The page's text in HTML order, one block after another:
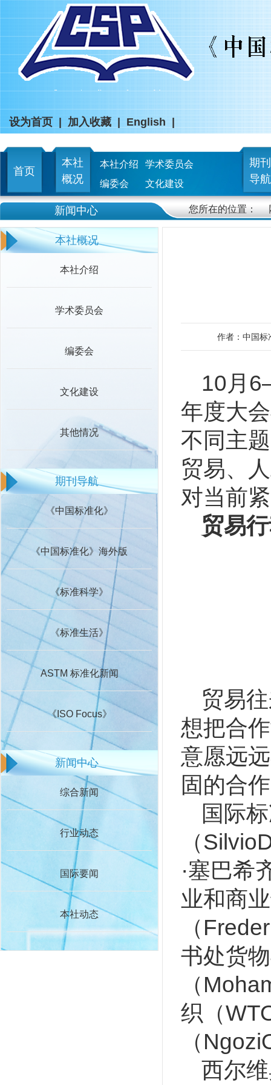
设为首页 加入收藏 English
首页
本社
概况
本社介绍
学术委员会
编委会
文化建设
期刊
导航
新闻中心 您所在的位置：
本社概况
本社介绍
学术委员会
编委会
文化建设
其他情况
期刊导航
《中国标准化》
《中国标准化》海外版
《标准科学》
《标准生活》
ASTM 标准化新闻
《ISO Focus》
新闻中心
综合新闻
行业动态
国际要闻
本社动态
作者：中国标
10月
年度大
不同主
贸易、
对当前
贸易
贸易
想把合
意愿远
固的合
国际
（
·塞巴希
业和商
（
书处货
（
织（
（
西尔